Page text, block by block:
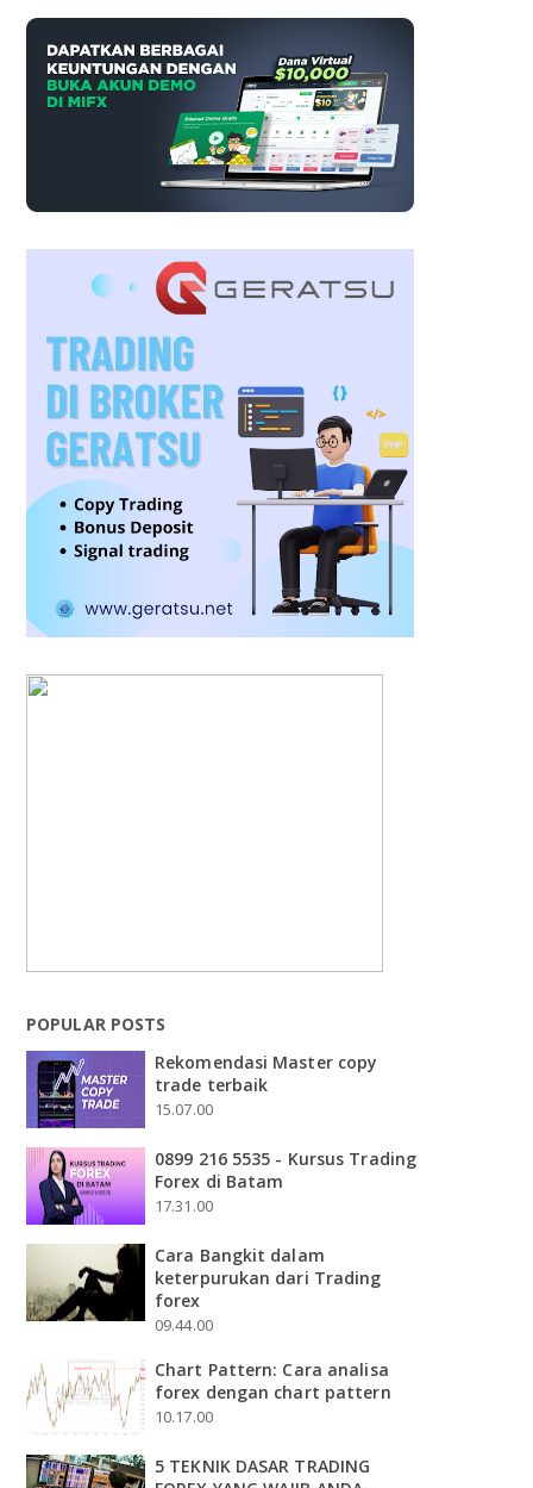
POPULAR POSTS
Rekomendasi Master copy
trade terbaik
15.07.00
0899 216 5535 - Kursus Trading
Forex di Batam
17.31.00
Cara Bangkit dalam
keterpurukan dari Trading
forex
09.44.00
Chart Pattern: Cara analisa
forex dengan chart pattern
10.17.00
5 TEKNIK DASAR TRADING